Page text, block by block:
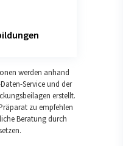
werden anhand
Service und der
erstellt.
zu empfehlen
Beratung durch